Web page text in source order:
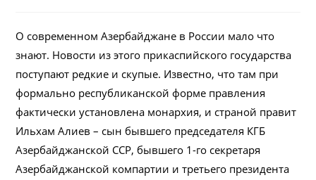
О современном Азербайджане в России мало что
знают. Новости из этого прикаспийского государства
поступают редкие и скупые. Известно, что там при
формально республиканской форме правления
фактически установлена монархия, и страной правит
Ильхам Алиев – сын бывшего председателя КГБ
Азербайджанской ССР, бывшего 1-го секретаря
Азербайджанской компартии и третьего президента